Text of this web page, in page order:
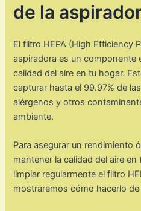
de la
El filtro HEPA (High Efficiency
aspiradora es un componente
calidad del aire en tu hogar.
capturar hasta el 99.97% de
alérgenos y otros
ambiente.
Para asegurar un rendimiento
mantener la calidad del aire
limpiar regularmente el filtro
mostraremos cómo hacerlo